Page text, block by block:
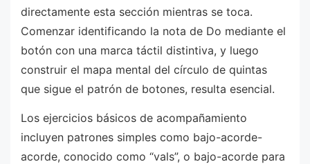
directamente esta sección mientras se toca.
Comenzar identificando la nota de Do mediante el
botón con una marca táctil distintiva, y luego
construir el mapa mental del círculo de quintas
que sigue el patrón de botones, resulta esencial.
Los ejercicios básicos de acompañamiento
incluyen patrones simples como bajo-acorde-
acorde, conocido como “vals”, o bajo-acorde para